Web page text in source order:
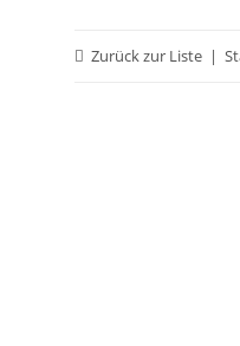
Zurück zur Liste